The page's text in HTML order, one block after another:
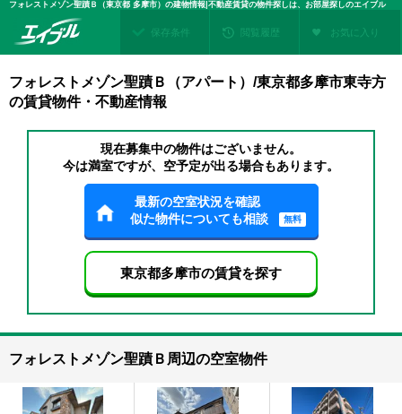
フォレストメゾン聖蹟Ｂ（東京都 多摩市）の建物情報|不動産賃貸の物件探しは、お部屋探しのエイブル
保存条件 閲覧履歴 お気に入り
フォレストメゾン聖蹟Ｂ（アパート）/東京都多摩市東寺方
の賃貸物件・不動産情報
現在募集中の物件はございません。
今は満室ですが、空予定が出る場合もあります。
最新の空室状況を確認
似た物件についても相談
無料
東京都多摩市の賃貸を探す
フォレストメゾン聖蹟Ｂ周辺の空室物件